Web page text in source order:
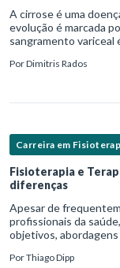
A cirrose é uma
evolução é marcada
sangramento variceal
hipertensão port
PorDimitris Rados
Carreira em
Fisioterapia e
diferenças
Apesar de
profissionais da
objetivos,
PorThiago Dipp